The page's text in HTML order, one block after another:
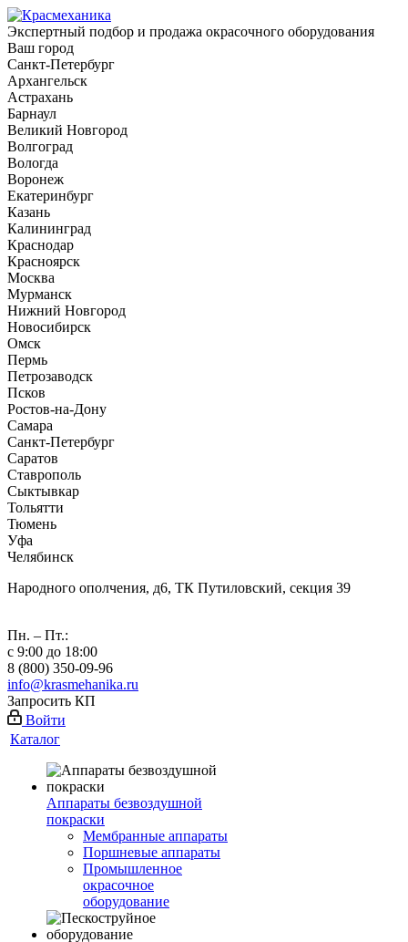
Экспертный подбор и продажа окрасочного оборудования
Ваш город
Санкт-Петербург
Архангельск
Астрахань
Барнаул
Великий Новгород
Волгоград
Вологда
Воронеж
Екатеринбург
Казань
Калининград
Краснодар
Красноярск
Москва
Мурманск
Нижний Новгород
Новосибирск
Омск
Пермь
Петрозаводск
Псков
Ростов-на-Дону
Самара
Санкт-Петербург
Саратов
Ставрополь
Сыктывкар
Тольятти
Тюмень
Уфа
Челябинск
Народного ополчения, д6, ТК Путиловский, секция 39
Пн. – Пт.:
с 9:00 до 18:00
8 (800) 350-09-96
info@krasmehanika.ru
Запросить КП
Войти
Каталог
Аппараты безвоздушной
покраски
Мембранные аппараты
Поршневые аппараты
Промышленное
окрасочное
оборудование